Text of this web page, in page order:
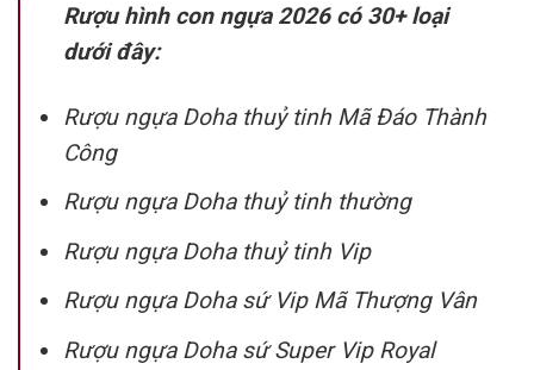
Rượu hình con ngựa 2026 có 30+ loại
dưới đây:
Rượu ngựa Doha thuỷ tinh Mã Đáo Thành
Công
Rượu ngựa Doha thuỷ tinh thường
Rượu ngựa Doha thuỷ tinh Vip
Rượu ngựa Doha sứ Vip Mã Thượng Vân
Rượu ngựa Doha sứ Super Vip Royal